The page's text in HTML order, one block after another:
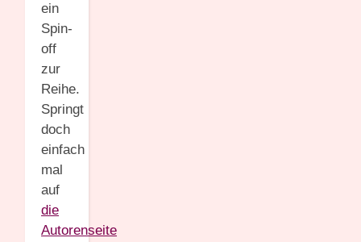
ein
Spin-
off
zur
Reihe.
Springt
doch
einfach
mal
auf
die
Autorenseite